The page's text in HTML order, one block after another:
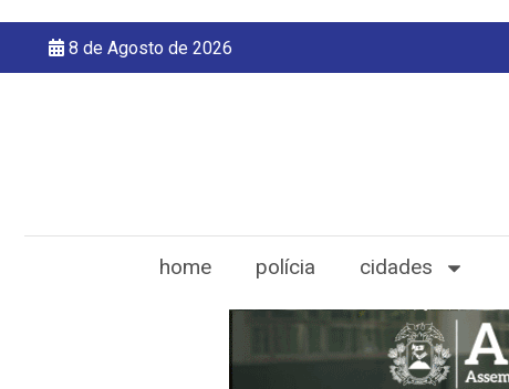
8 de Agosto de 2026
home polícia cidades